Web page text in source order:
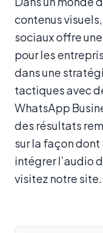
contenus
sociaux offre
pour les
dans une
tactiques avec
WhatsApp
des résultats
sur la façon
intégrer l’audio
visitez notre site.